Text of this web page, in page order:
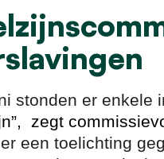
stonden er enkele
zegt
een toelichting